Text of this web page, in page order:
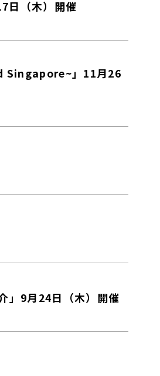
日（木）開催
」11月26
」9月24日（木）開催